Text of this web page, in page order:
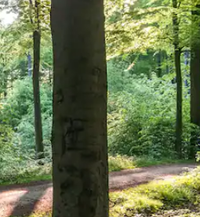
cima e para baixo do teclado ou